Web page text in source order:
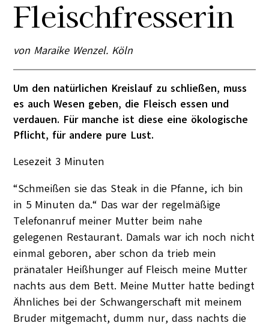
Fleischfresserin
von Maraike Wenzel. Köln
Um den natürlichen Kreislauf zu schließen, muss
es auch Wesen geben, die Fleisch essen und
verdauen. Für manche ist diese eine ökologische
Pflicht, für andere pure Lust.
Lesezeit 3 Minuten
“Schmeißen sie das Steak in die Pfanne, ich bin
in 5 Minuten da.“ Das war der regelmäßige
Telefonanruf meiner Mutter beim nahe
gelegenen Restaurant. Damals war ich noch nicht
einmal geboren, aber schon da trieb mein
pränataler Heißhunger auf Fleisch meine Mutter
nachts aus dem Bett. Meine Mutter hatte bedingt
Ähnliches bei der Schwangerschaft mit meinem
Bruder mitgemacht, dumm nur, dass nachts die